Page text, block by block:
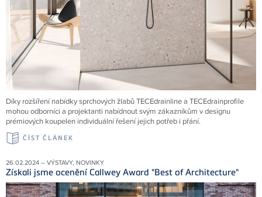
Díky rozšíření nabídky sprchových žlabů TECEdrainline a TECEdrainprofile
mohou odborníci a projektanti nabídnout svým zákazníkům v designu
prémiových koupelen individuální řešení jejich potřeb i přání.
ČÍST ČLÁNEK
26.02.2024 – VÝSTAVY, NOVINKY
Získali jsme ocenění Callwey Award "Best of Architecture"